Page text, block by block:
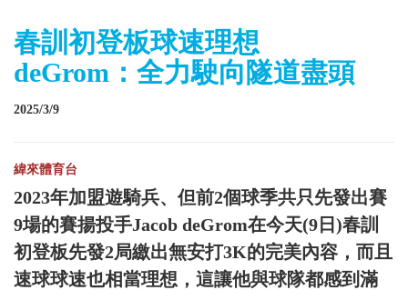
春訓初登板球速理想
deGrom：全力駛向隧道盡頭
2025/3/9
緯來體育台
2023年加盟遊騎兵、但前2個球季共只先發出賽
9場的賽揚投手Jacob deGrom在今天(9日)春訓
初登板先發2局繳出無安打3K的完美內容，而且
速球球速也相當理想，這讓他與球隊都感到滿